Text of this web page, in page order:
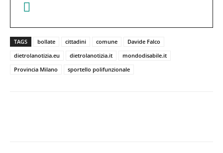
TAGS bollate cittadini comune
Davide Falco
dietrolanotizia.eu
dietrolanotizia.it
mondodisabile.it
Provincia Milano
sportello polifunzionale